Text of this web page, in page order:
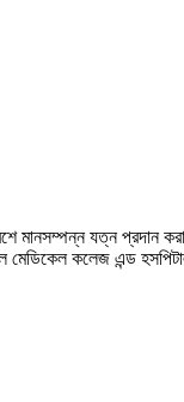
মানসম্পন্ন যত্ন প্রদান
মেডিকেল কলেজ এন্ড